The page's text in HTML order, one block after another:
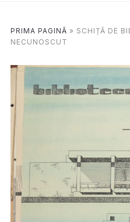
PRIMA PAGINĂ » SCHIȚĂ DE
NECUNOSCUT